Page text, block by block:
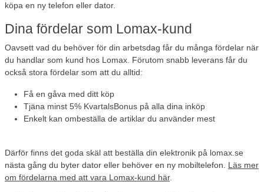
köpa en ny telefon eller dator.
Dina fördelar som Lomax-kund
Oavsett vad du behöver för din arbetsdag får du många fördelar när
du handlar som kund hos Lomax. Förutom snabb leverans får du
också stora fördelar som att du alltid:
Få en gåva med ditt köp
Tjäna minst 5% KvartalsBonus på alla dina inköp
Enkelt kan ombeställa de artiklar du använder mest
Därför finns det goda skäl att beställa din elektronik på lomax.se
nästa gång du byter dator eller behöver en ny mobiltelefon. Läs mer
om fördelarna med att vara Lomax-kund här.